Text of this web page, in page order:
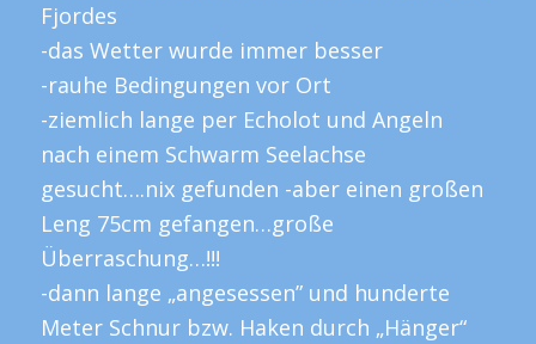
Fjordes
-das Wetter wurde immer besser
-rauhe Bedingungen vor Ort
-ziemlich lange per Echolot und Angeln
nach einem Schwarm Seelachse
gesucht….nix gefunden -aber einen großen
Leng 75cm gefangen…große
Überraschung…!!!
-dann lange „angesessen” und hunderte
Meter Schnur bzw. Haken durch „Hänger“